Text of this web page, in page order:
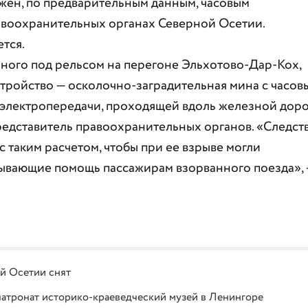
органах Северной Осетии.
под рельсом на перегоне Эльхотово-Дар-Кох,
— осколочно-заградительная мина с
проходящей вдоль железной
правоохранительных органов.
таким расчетом, чтобы при ее взрыве могли
помощь пассажирам взорванного поезда»,
Осетии снят
историко-краеведческий музей в Ленингоре